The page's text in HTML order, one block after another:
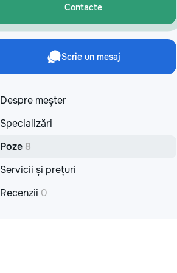
Contacte
Scrie un mesaj
Despre meșter
Specializări
Poze 8
Servicii și prețuri
Recenzii 0